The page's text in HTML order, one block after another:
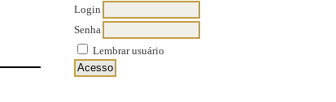
Login
Senha
Lembrar usuário